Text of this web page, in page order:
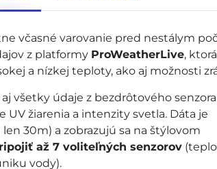
včasné varovanie pred nestálym
z platformy ProWeatherLive,
a nízkej teploty, ako aj možnosti
všetky údaje z bezdrôtového senzora
UV žiarenia a intenzity svetla. Dáta je
30m) a zobrazujú sa na štýlovom
až 7 voliteľných senzorov
vody).